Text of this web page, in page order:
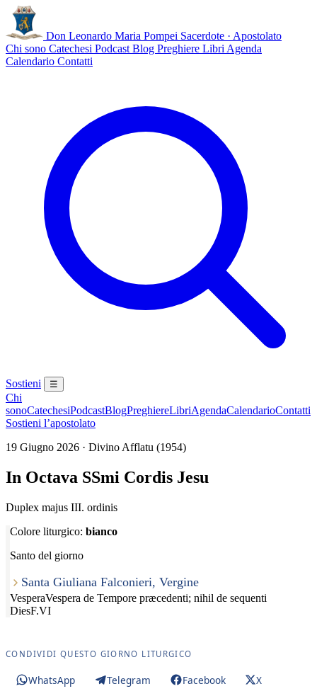
Don Leonardo Maria Pompei Sacerdote · Apostolato
Chi sono Catechesi Podcast Blog Preghiere Libri Agenda
Calendario Contatti
Sostieni ☰
Chi
sonoCatechesiPodcastBlogPreghiereLibriAgendaCalendarioContatti
Sostieni l’apostolato
19 Giugno 2026 · Divino Afflatu (1954)
In Octava SSmi Cordis Jesu
Duplex majus III. ordinis
Colore liturgico: bianco
Santo del giorno
Santa Giuliana Falconieri, Vergine
VesperaVespera de Tempore præcedenti; nihil de sequenti
DiesF.VI
CONDIVIDI QUESTO GIORNO LITURGICO
WhatsApp Telegram Facebook
X